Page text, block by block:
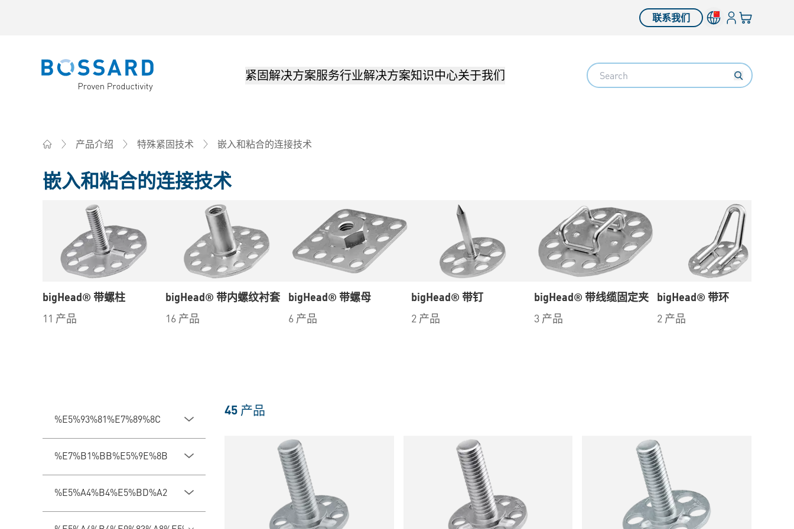
联系我们 登入您的购物车
Bossard homepage 紧固解决方案服务行业解决方案知识中心关于我们 Search
产品介绍 特殊紧固技术 嵌入和粘合的连接技术
嵌入和粘合的连接技术
bigHead® 带螺柱
11 产品
bigHead® 带内螺纹衬套
16 产品
bigHead® 带螺母
6 产品
bigHead® 带钉
2 产品
bigHead® 带线缆固定夹
3 产品
bigHead® 带环
2 产品
%E5%93%81%E7%89%8C
%E7%B1%BB%E5%9E%8B
%E5%A4%B4%E5%BD%A2
45 产品